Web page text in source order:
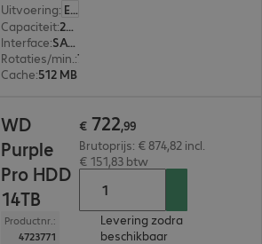
Uitvoering: Europa
Capaciteit: 22 TB
Interface:
SATA 3.0 (6 Gbit/s) 8,9 cm (3,5")
Rotaties/min. :
Cache:512 MB
WD
Purple
Pro HDD
14TB
Productnr.:
4723771
€ 722,99
Brutoprijs: € 874,82 incl.
€ 151,83 btw
Levering zodra
beschikbaar